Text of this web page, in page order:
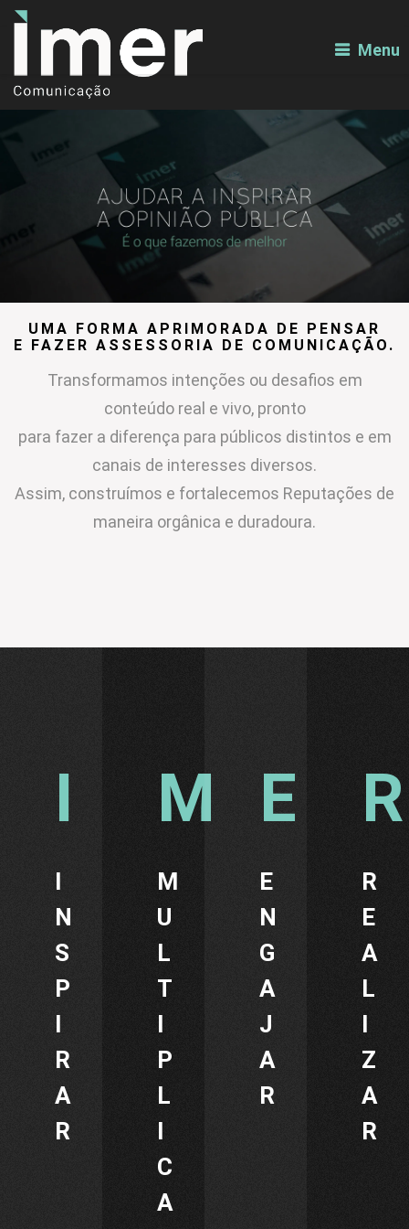
Menu
UMA FORMA APRIMORADA DE PENSAR
E FAZER ASSESSORIA DE COMUNICAÇÃO.
Transformamos intenções ou desafios em
conteúdo real e vivo, pronto
para fazer a diferença para públicos distintos e em
canais de interesses diversos.
Assim, construímos e fortalecemos Reputações de
maneira orgânica e duradoura.
I
N
S
P
I
R
A
R
M
U
L
T
I
P
L
I
C
A
E
N
G
A
J
A
R
R
E
A
L
I
Z
A
R